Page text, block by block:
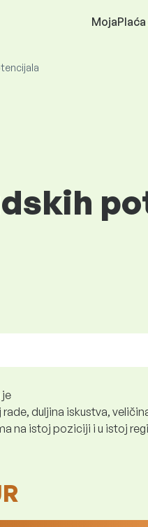
je
duljina iskustva,
na istoj poziciji i u istoj